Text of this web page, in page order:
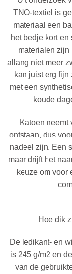
TNO-textiel is
materiaal een
het bedje kort en
materialen zijn
allang niet meer
kan juist erg fijn
met een
koude
Katoen neemt
ontstaan, dus
nadeel zijn. Een
maar drijft het
keuze om voor
Hoe dik
De ledikant- en
is 245 g/m2 en
van de